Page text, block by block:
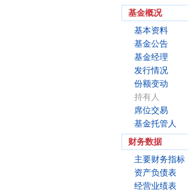
基金概况
基本资料
基金公告
基金经理
发行情况
份额变动
持有人
席位交易
基金托管人
财务数据
主要财务指标
资产负债表
经营业绩表